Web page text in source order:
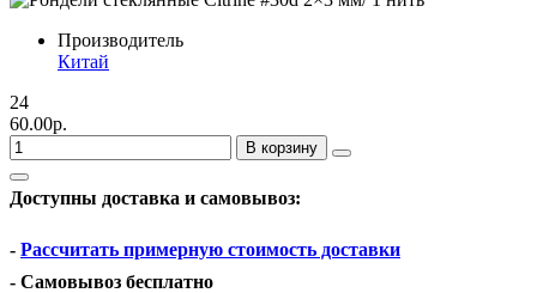
Производитель
Китай
24
60.00р.
В корзину
Доступны доставка и самовывоз:
- Рассчитать примерную стоимость доставки
- Самовывоз бесплатно